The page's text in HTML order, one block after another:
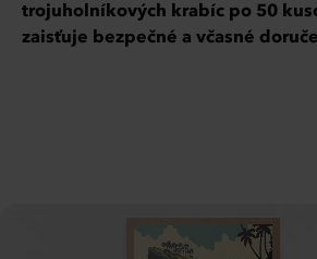
trojuholníkových krabíc po 50
zaisťuje bezpečné a včasné